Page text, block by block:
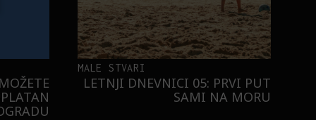
MALE STVARI
LETNJI DNEVNICI 05: PRVI PUT
SAMI NA MORU